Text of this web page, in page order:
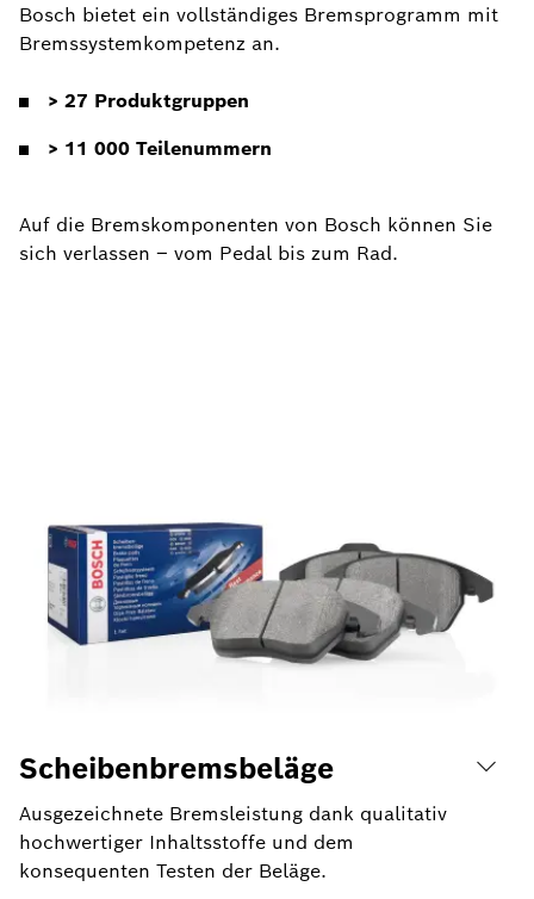
Bosch bietet ein vollständiges Bremsprogramm mit
Bremssystemkompetenz an.
> 27 Produktgruppen
> 11 000 Teilenummern
Auf die Bremskomponenten von Bosch können Sie
sich verlassen – vom Pedal bis zum Rad.
Scheibenbremsbeläge
Ausgezeichnete Bremsleistung dank qualitativ
hochwertiger Inhaltsstoffe und dem
konsequenten Testen der Beläge.